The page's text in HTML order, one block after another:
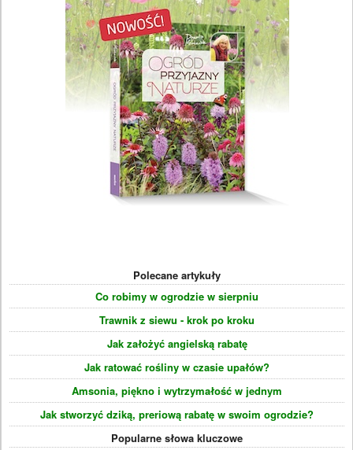
Polecane artykuły
Co robimy w ogrodzie w sierpniu
Trawnik z siewu - krok po kroku
Jak założyć angielską rabatę
Jak ratować rośliny w czasie upałów?
Amsonia, piękno i wytrzymałość w jednym
Jak stworzyć dziką, preriową rabatę w swoim ogrodzie?
Popularne słowa kluczowe